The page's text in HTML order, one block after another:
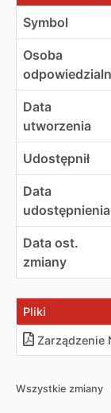
Symbol
Osoba
Data
utworzenia
Udostępnił
Data
udostępnienia
Data ost.
zmiany
Pliki
Zarządzenie
Wszystkie zmiany